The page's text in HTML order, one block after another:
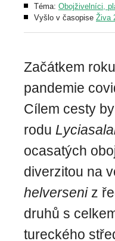
Téma: Obojživelníci,
Vyšlo v časopise Živa
Začátkem
pandemie
Cílem cesty
rodu
ocasatých
diverzitou na
helverseni z
druhů s
tureckého